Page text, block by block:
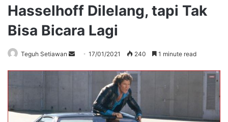
Hasselhoff Dilelang, tapi Tak
Bisa Bicara Lagi
Teguh Setiawan
Send17/01/2021 240 1 minute read